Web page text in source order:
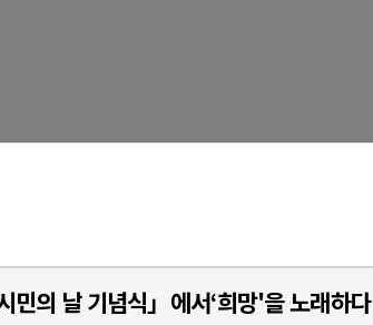
민의 날 기념식」에서‘희망'을 노래하다